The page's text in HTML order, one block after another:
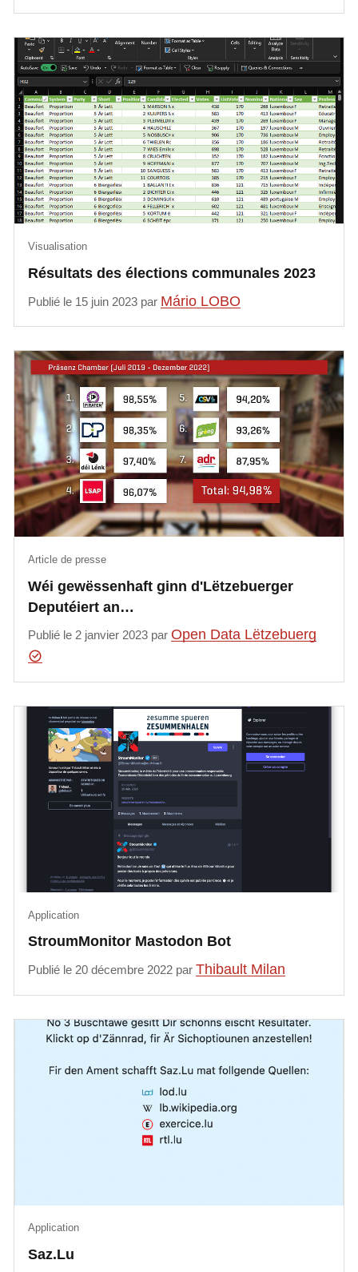
Résultats des élections communales 2023
Visualisation
Publié le 15 juin 2023 par Mário LOBO
Wéi gewëssenhaft ginn d'Lëtzebuerger
Deputéiert an…
Article de presse
Publié le 2 janvier 2023 parOpen Data Lëtzebuerg
StroumMonitor Mastodon Bot
Application
Publié le 20 décembre 2022 parThibault Milan
Saz.Lu
Application